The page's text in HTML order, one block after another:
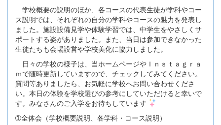
学校概要の説明のほか、各コースの代表生徒が学科やコー
ス説明では、それぞれの自分の学科やコースの魅力を発表し
ました。施設設備見学や体験学習では、中学生をやさしくサ
ポートする姿がありました。また、当日は参加できなかった
生徒たちも会場設営や学校美化に協力しました。
日々の学校の様子は、当ホームページやＩｎｓｔａｇｒａ
ｍで随時更新していますので、チェックしてみてください。
質問等ありましたら、お気軽に学校へお問い合わせくださ
い。本日の体験を学校選びの参考にしていただけると幸いで
す。みなさんのご入学をお待ちしています
➀全体会（学校概要説明、各学科・コース説明）